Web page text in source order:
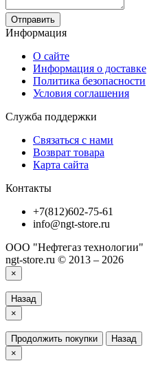
Отправить
Информация
О сайте
Информация о доставке
Политика безопасности
Условия соглашения
Служба поддержки
Связаться с нами
Возврат товара
Карта сайта
Контакты
+7(812)602-75-61
info@ngt-store.ru
ООО "Нефтегаз технологии"
ngt-store.ru © 2013 – 2026
×
Назад
×
Продолжить покупки
Назад
×